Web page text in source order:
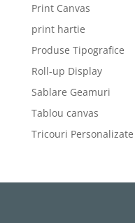
Print Canvas
print hartie
Produse Tipografice
Roll-up Display
Sablare Geamuri
Tablou canvas
Tricouri Personalizate